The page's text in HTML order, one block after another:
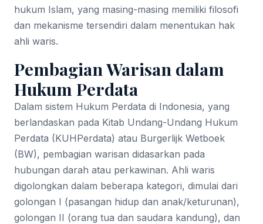
hukum Islam, yang masing-masing memiliki filosofi
dan mekanisme tersendiri dalam menentukan hak
ahli waris.
Pembagian Warisan dalam
Hukum Perdata
Dalam sistem Hukum Perdata di Indonesia, yang
berlandaskan pada Kitab Undang-Undang Hukum
Perdata (KUHPerdata) atau Burgerlijk Wetboek
(BW), pembagian warisan didasarkan pada
hubungan darah atau perkawinan. Ahli waris
digolongkan dalam beberapa kategori, dimulai dari
golongan I (pasangan hidup dan anak/keturunan),
golongan II (orang tua dan saudara kandung), dan